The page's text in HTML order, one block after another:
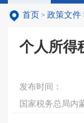
首页 > 政策文件
个人所得
发布时间：
国家税务总局内